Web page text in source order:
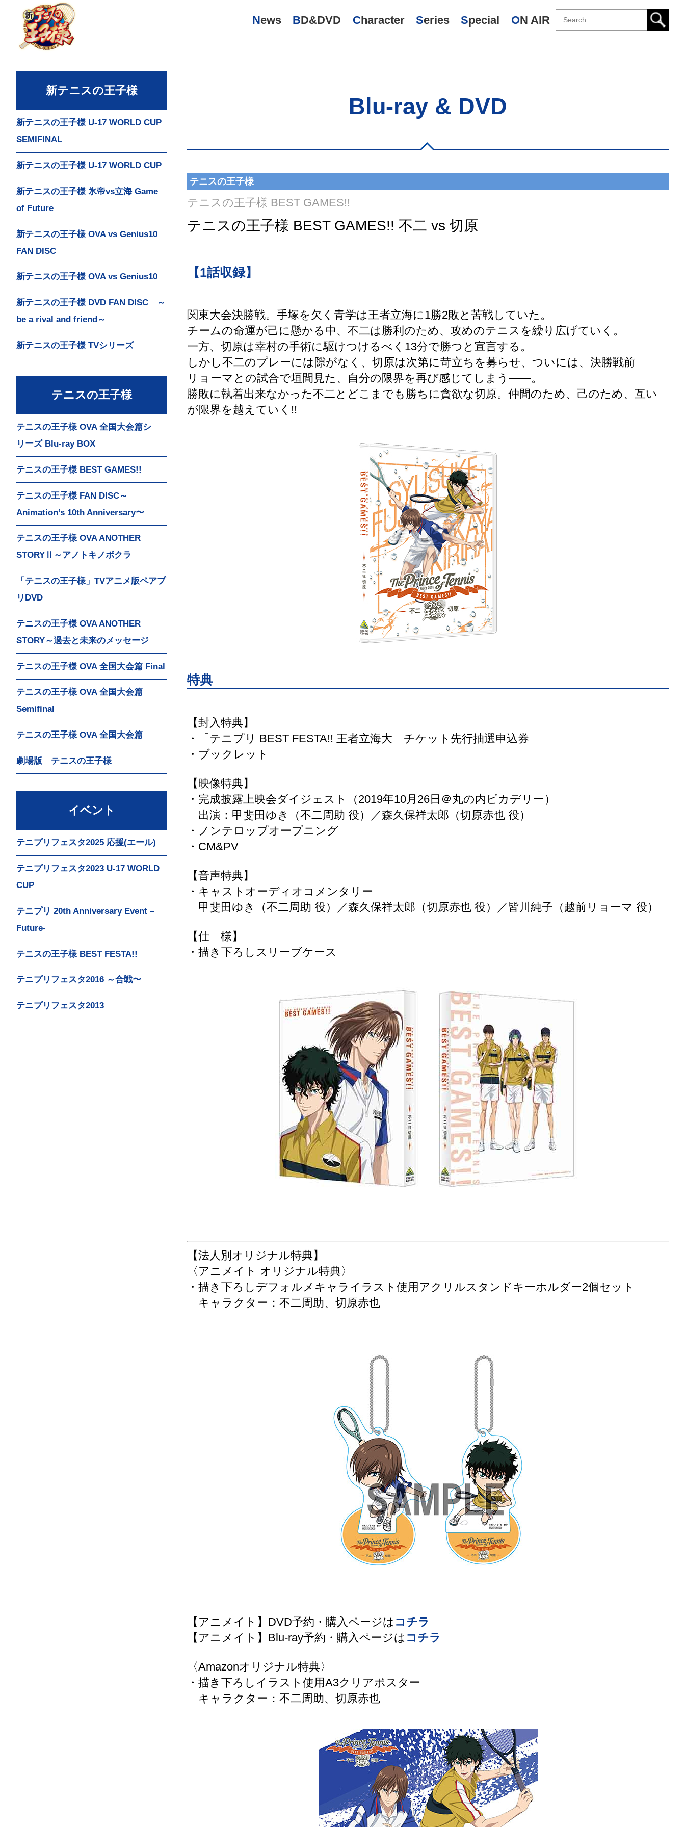
News BD&DVD Character Series Special ON AIR
Blu-ray & DVD
テニスの王子様
テニスの王子様 BEST GAMES!!
テニスの王子様 BEST GAMES!! 不二 vs 切原
【1話収録】
関東大会決勝戦。手塚を欠く青学は王者立海に1勝2敗と苦戦していた。
チームの命運が己に懸かる中、不二は勝利のため、攻めのテニスを繰り広げていく。
一方、切原は幸村の手術に駆けつけるべく13分で勝つと宣言する。
しかし不二のプレーには隙がなく、切原は次第に苛立ちを募らせ、ついには、決勝戦前
リョーマとの試合で垣間見た、自分の限界を再び感じてしまう――。
勝敗に執着出来なかった不二とどこまでも勝ちに貪欲な切原。仲間のため、己のため、互い
が限界を越えていく!!
特典
【封入特典】
・「テニプリ BEST FESTA!! 王者立海大」チケット先行抽選申込券
・ブックレット
【映像特典】
・完成披露上映会ダイジェスト（2019年10月26日＠丸の内ピカデリー）
出演：甲斐田ゆき（不二周助 役）／森久保祥太郎（切原赤也 役）
・ノンテロップオープニング
・CM&PV
【音声特典】
・キャストオーディオコメンタリー
甲斐田ゆき（不二周助 役）／森久保祥太郎（切原赤也 役）／皆川純子（越前リョーマ 役）
【仕 様】
・描き下ろしスリーブケース
【法人別オリジナル特典】
〈アニメイト オリジナル特典〉
・描き下ろしデフォルメキャライラスト使用アクリルスタンドキーホルダー2個セット
キャラクター：不二周助、切原赤也
【アニメイト】DVD予約・購入ページは コチラ
【アニメイト】Blu-ray予約・購入ページは コチラ
〈Amazonオリジナル特典〉
・描き下ろしイラスト使用A3クリアポスター
キャラクター：不二周助、切原赤也
新テニスの王子様
新テニスの王子様 U-17 WORLD CUP
SEMIFINAL
新テニスの王子様 U-17 WORLD CUP
新テニスの王子様 氷帝vs立海 Game
of Future
新テニスの王子様 OVA vs Genius10
FAN DISC
新テニスの王子様 OVA vs Genius10
新テニスの王子様 DVD FAN DISC ～
be a rival and friend～
新テニスの王子様 TVシリーズ
テニスの王子様
テニスの王子様 OVA 全国大会篇シ
リーズ Blu-ray BOX
テニスの王子様 BEST GAMES!!
テニスの王子様 FAN DISC～
Animation’s 10th Anniversary〜
テニスの王子様 OVA ANOTHER
STORYⅡ～アノトキノボクラ
「テニスの王子様」TVアニメ版ペアプ
リDVD
テニスの王子様 OVA ANOTHER
STORY～過去と未来のメッセージ
テニスの王子様 OVA 全国大会篇 Final
テニスの王子様 OVA 全国大会篇
Semifinal
テニスの王子様 OVA 全国大会篇
劇場版 テニスの王子様
イベント
テニプリフェスタ2025 応援(エール)
テニプリフェスタ2023 U-17 WORLD
CUP
テニプリ 20th Anniversary Event –
Future-
テニスの王子様 BEST FESTA!!
テニプリフェスタ2016 ～合戦〜
テニプリフェスタ2013